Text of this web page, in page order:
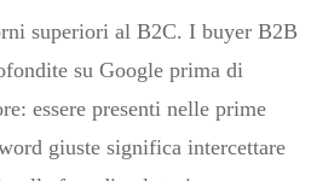
superiori al B2C. I buyer B2B
su Google prima di
essere presenti nelle prime
giuste significa intercettare